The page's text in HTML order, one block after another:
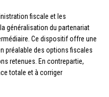
fiscale et les
généralisation du partenariat
Ce dispositif offre une
préalable des options fiscales
retenues. En contrepartie,
totale et à corriger